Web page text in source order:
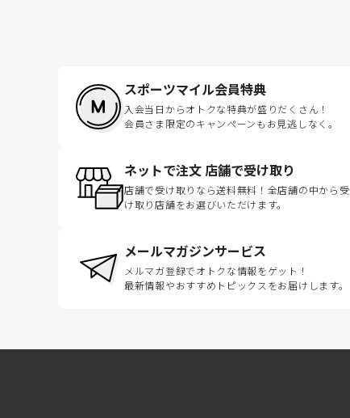
スポーツマイル会員特典
入会当日からオトクな特典が盛りだくさん！
会員さま限定のキャンペーンもお見逃しなく。
ネットで注文 店舗で受け取り
店舗で受け取りなら送料無料！全店舗の中から受
け取り店舗をお選びいただけます。
メールマガジンサービス
メルマガ登録でオトクな情報をゲット！
最新情報やおすすめトピックスをお届けします。